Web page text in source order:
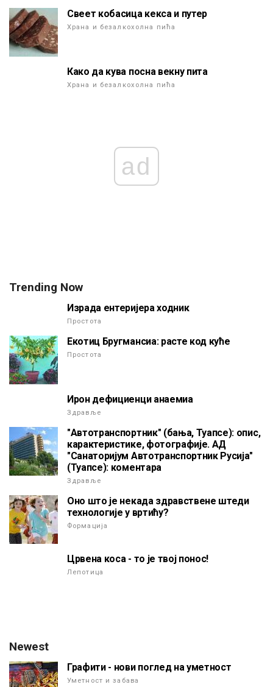
Свеет кобасица кекса и путер
Храна и безалкохолна пића
Како да кува посна векну пита
Храна и безалкохолна пића
ad
Trending Now
Израда ентеријера ходник
Простота
Екотиц Бругмансиа: расте код куће
Простота
Ирон дефициенци анаемиа
Здравље
"Автотранспортник" (бања, Туапсе): опис,
карактеристике, фотографије. АД
"Санаторијум Автотранспортник Русија"
(Туапсе): коментара
Здравље
Оно што је некада здравствене штеди
технологије у вртићу?
Формација
Црвена коса - то је твој понос!
Лепотица
Newest
Графити - нови поглед на уметност
Уметност и забава